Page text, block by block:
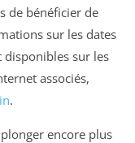
de bénéficier de
sur les dates
disponibles sur les
associés,
.
encore plus